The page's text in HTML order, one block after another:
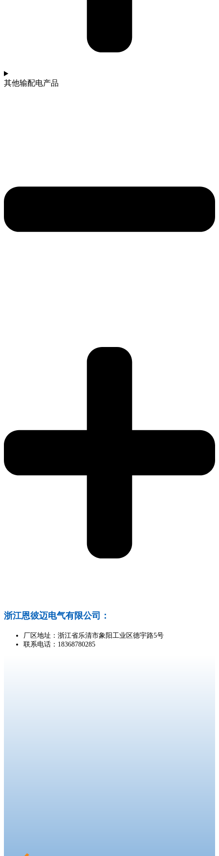
其他输配电产品
浙江恩彼迈电气有限公司：
厂区地址：浙江省乐清市象阳工业区德宇路5号
联系电话：18368780285